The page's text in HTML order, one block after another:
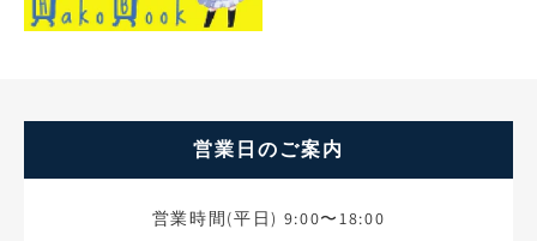
営業日のご案内
営業時間(平日) 9:00〜18:00